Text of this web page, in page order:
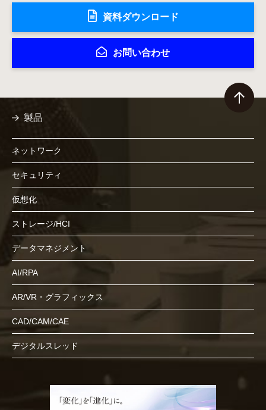
資料ダウンロード
お問い合わせ
製品
ネットワーク
セキュリティ
仮想化
ストレージ/HCI
データマネジメント
AI/RPA
AR/VR・グラフィックス
CAD/CAM/CAE
デジタルスレッド